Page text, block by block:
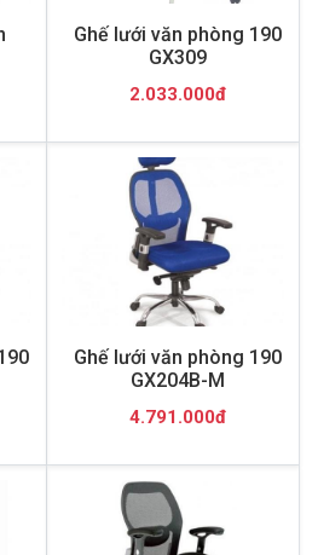
Ghế lưới văn phòng 190
GX309
2.033.000đ
Ghế lưới văn phòng 190
GX204B-M
4.791.000đ